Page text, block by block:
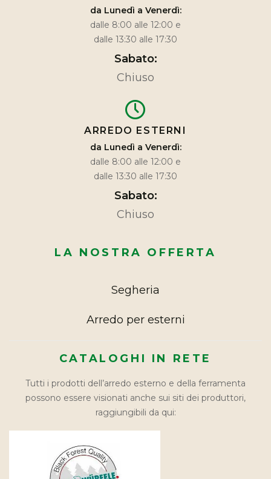
da Lunedì a Venerdì:
dalle 8:00 alle 12:00 e
dalle 13:30 alle 17:30
Sabato:
Chiuso
ARREDO ESTERNI
da Lunedì a Venerdì:
dalle 8:00 alle 12:00 e
dalle 13:30 alle 17:30
Sabato:
Chiuso
LA NOSTRA OFFERTA
Segheria
Arredo per esterni
CATALOGHI IN RETE
Tutti i prodotti dell’arredo esterno e della ferramenta
possono essere visionati anche sui siti dei produttori,
raggiungibili da qui: